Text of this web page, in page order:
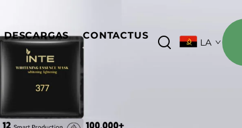
DESCARGAS CONTACTUS
LA